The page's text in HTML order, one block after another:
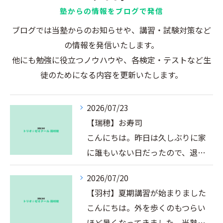
塾からの情報をブログで発信
ブログでは当塾からのお知らせや、講習・試験対策など
の情報を発信いたします。
他にも勉強に役立つノウハウや、各検定・テストなど生
徒のためになる内容を更新いたします。
2026/07/23
【瑞穂】お寿司
こんにちは。昨日は久しぶりに家
に誰もいない日だったので、退…
2026/07/20
【羽村】夏期講習が始まりました
こんにちは。外を歩くのもつらい